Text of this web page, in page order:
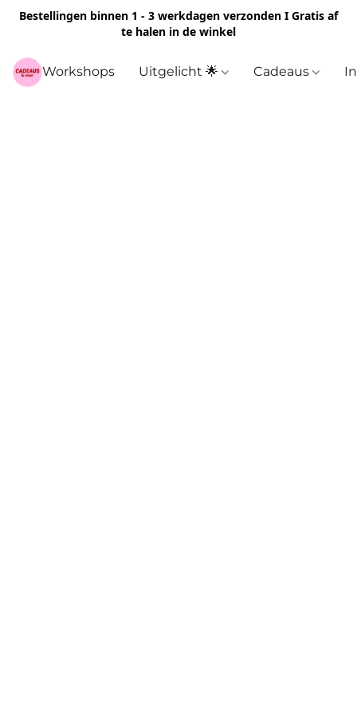
Bestellingen binnen 1 - 3 werkdagen verzonden I Gratis af
te halen in de winkel
Workshops Uitgelicht 🌟 Cadeaus